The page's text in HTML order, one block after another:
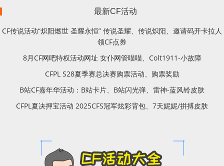
最新CF活动
CF传说活动“炽阳燃世 圣耀永恒” 传说圣耀、传说炽阳、邀请码开卡拉人
领CF点券
8月CF网吧特权活动网址 女仆网管喵喵、Colt1911-小故障
CFPL S28夏季赛总决赛购票活动、购票奖励
B站CF嘉年华活动：B站卡片、B站闪光弹、雷神-蓝风铃皮肤
CFPL夏决押宝活动 2025CFS冠军炫彩背包、7天妮妮/拼搏皮肤